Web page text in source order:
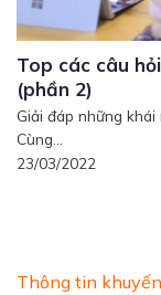
Thông tin
Top các câu
(phần 2)
Giải đáp những
Cùng...
23/03/2022